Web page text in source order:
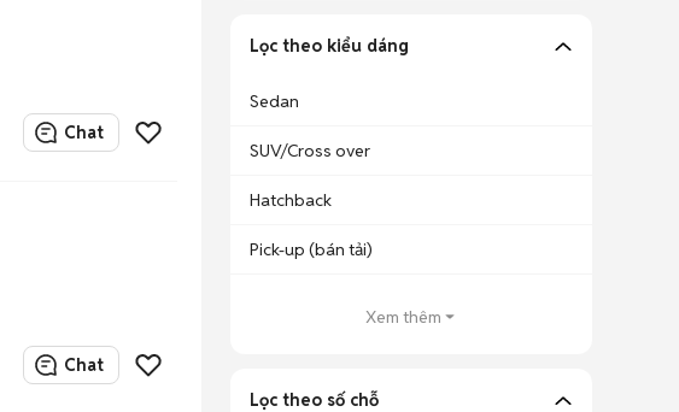
Chat
Chat
Lọc theo kiểu dáng
Sedan
SUV/Cross over
Hatchback
Pick-up (bán tải)
Xem thêm
Lọc theo số chỗ